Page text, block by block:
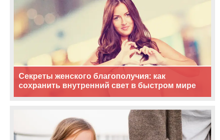
Секреты женского благополучия: как
сохранить внутренний свет в быстром мире